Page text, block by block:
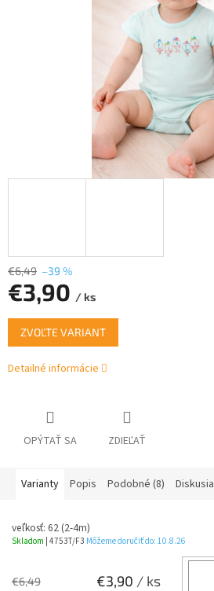
€6,49 –39 %
€3,90 / ks
Jednotková
cena:
ZVOĽTE VARIANT
Detailné informácie
OPÝTAŤ SA ZDIEĽAŤ
Varianty Popis Podobné (8) Diskusia
veľkosť: 62 (2-4m)
Skladom | 4753T/F3 Môžeme doručiť do: 10.8.26
€6,49 €3,90 / ks